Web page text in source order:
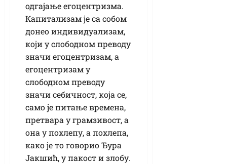
одгајање егоцентризма.
Капитализам је са собом
донео индивидуализам,
који у слободном преводу
значи егоцентризам, а
егоцентризам у
слободном преводу
значи себичност, која се,
само је питање времена,
претвара у грамзивост, а
она у похлепу, а похлепа,
како је то говорио Ђура
Јакшић, у пакост и злобу.